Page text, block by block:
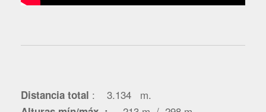
Distancia total : 3.134 m.